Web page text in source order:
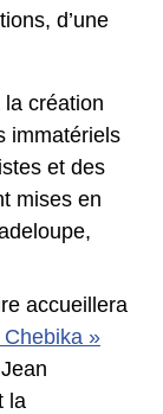
d’une
création
immatériels
et des
mises en
accueillera
Chebika »
la